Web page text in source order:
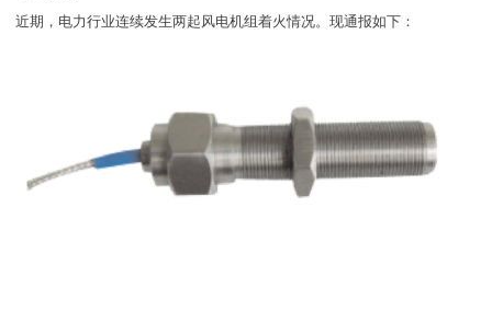
近期，电力行业连续发生两起风电机组着火情况。现通报如下：